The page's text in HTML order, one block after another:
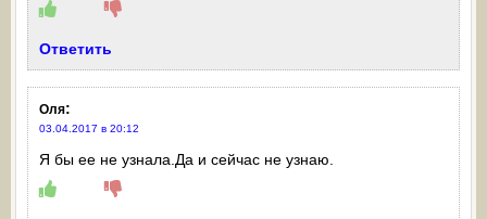
Ответить
Оля:
03.04.2017 в 20:12
Я бы ее не узнала.Да и сейчас не узнаю.